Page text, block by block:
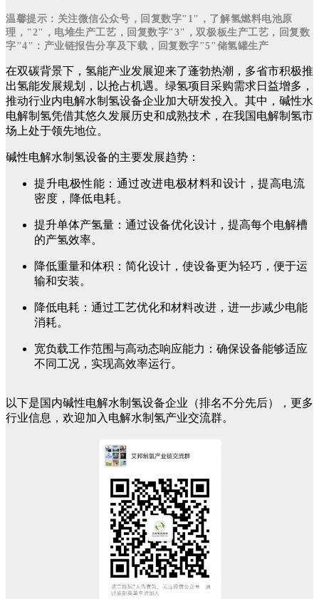
温馨提示：关注微信公众号，回复数字"1"，了解氢燃料电池原
理，"2"，电堆生产工艺，回复数字"3"，双极板生产工艺，回复数
字"4"：产业链报告分享及下载，回复数字"5"储氢罐生产
在双碳背景下，氢能产业发展迎来了蓬勃热潮，多省市积极推
出氢能发展规划，以抢占机遇。绿氢项目采购需求日益增多，
推动行业内电解水制氢设备企业加大研发投入。其中，碱性水
电解制氢凭借其悠久发展历史和成熟技术，在我国电解制氢市
场上处于领先地位。
碱性电解水制氢设备的主要发展趋势：
提升电极性能：通过改进电极材料和设计，提高电流
密度，降低电耗。
提升单体产氢量：通过设备优化设计，提高每个电解槽
的产氢效率。
降低重量和体积：简化设计，使设备更为轻巧，便于运
输和安装。
降低电耗：通过工艺优化和材料改进，进一步减少电能
消耗。
宽负载工作范围与高动态响应能力：确保设备能够适应
不同工况，实现高效率运行。
以下是国内碱性电解水制氢设备企业（排名不分先后），更多
行业信息，欢迎加入电解水制氢产业交流群。